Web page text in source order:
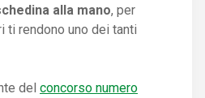
alla mano, per
ti rendono uno dei tanti
del concorso numero